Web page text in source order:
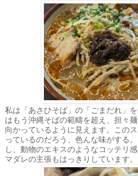
私は「あさひそば」の「ごまだれ」
はもう沖縄そばの範疇を超え、担々
向かっているように見えます。この
っているのだろう、色んな味がする
し、動物のエキスのようなコッテリ
マダレの主張もはっきりしています。